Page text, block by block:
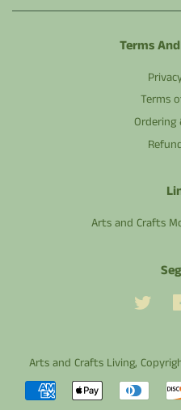
Terms
Terms
Ordering
Arts and Crafts
Arts and Crafts Living,